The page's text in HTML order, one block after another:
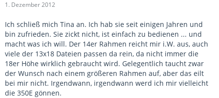
1. Dezember 2012
Ich schließ mich Tina an. Ich hab sie seit einigen Jahren und
bin zufrieden. Sie zickt nicht, ist einfach zu bedienen ... und
macht was ich will. Der 14er Rahmen reicht mir i.W. aus, auch
viele der 13x18 Dateien passen da rein, da nicht immer die
18er Höhe wirklich gebraucht wird. Gelegentlich taucht zwar
der Wunsch nach einem größeren Rahmen auf, aber das eilt
bei mir nicht. Irgendwann, irgendwann werd ich mir vielleicht
die 350E gönnen.